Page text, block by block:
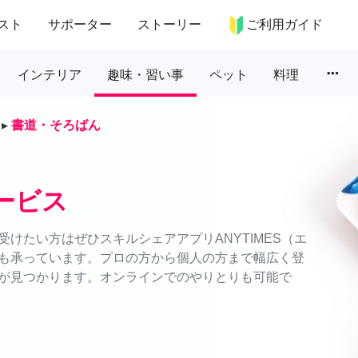
ト サポーター ストーリー ご利用ガイド
インテリア 趣味・習い事 ペット 料理 more_horiz
▸ 書道・そろばん
ビス
けたい方はぜひスキルシェアアプリANYTIMES（エ
承っています。プロの方から個人の方まで幅広く登
見つかります。オンラインでのやりとりも可能で